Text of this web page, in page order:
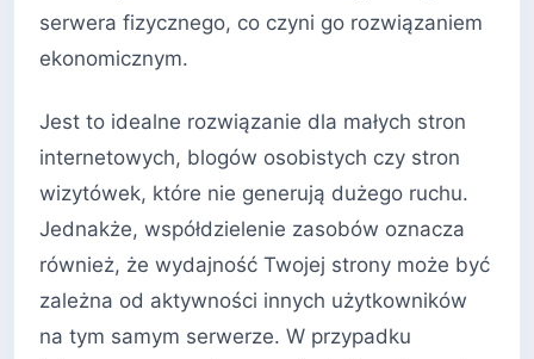
serwera fizycznego, co czyni go rozwiązaniem
ekonomicznym.
Jest to idealne rozwiązanie dla małych stron
internetowych, blogów osobistych czy stron
wizytówek, które nie generują dużego ruchu.
Jednakże, współdzielenie zasobów oznacza
również, że wydajność Twojej strony może być
zależna od aktywności innych użytkowników
na tym samym serwerze. W przypadku